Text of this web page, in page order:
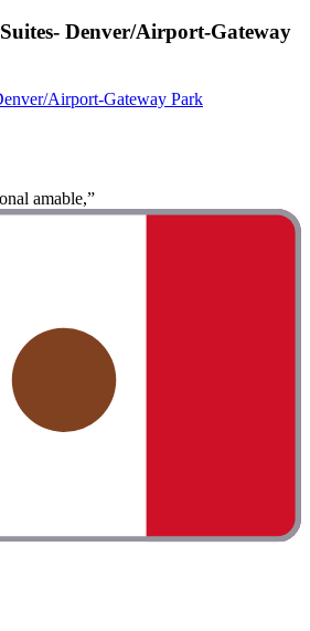
Denver/Airport-Gateway
Airport-Gateway Park
amable,”